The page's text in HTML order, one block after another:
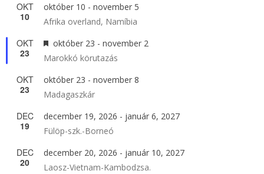
OKT
10
október 10 - november 5
Afrika overland, Namíbia
OKT
23
Kiemelt
október 23 - november 2
Marokkó körutazás
OKT
23
október 23 - november 8
Madagaszkár
DEC
19
december 19, 2026 - január 6, 2027
Fülöp-szk.-Borneó
DEC
20
december 20, 2026 - január 10, 2027
Laosz-Vietnam-Kambodzsa.